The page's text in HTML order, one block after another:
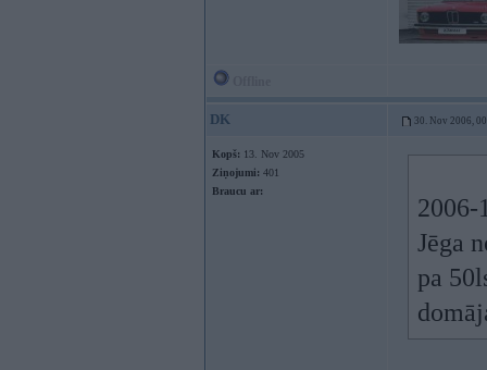
DK 30. Nov 2006,
Kopš: 13. Nov 2005
Ziņojumi: 401
Braucu ar:
2006-
Jēga
pa